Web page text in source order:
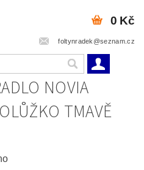
foltynradek@seznam.cz
0 Kč
NOVIA
TMAVĚ